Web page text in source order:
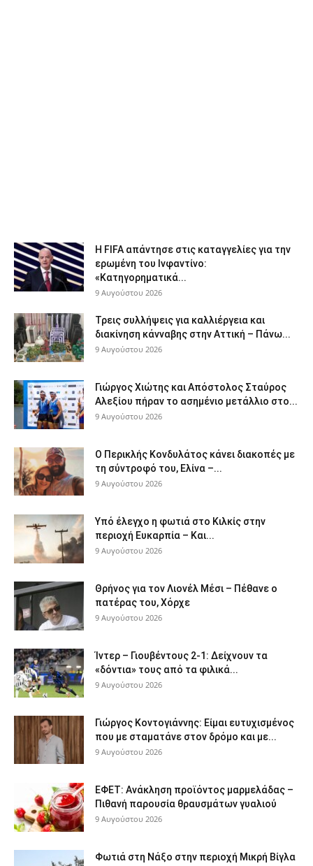
Η FIFA απάντησε στις καταγγελίες για την
ερωμένη του Ινφαντίνο:
«Κατηγορηματικά...
9 Αυγούστου 2026
Τρεις συλλήψεις για καλλιέργεια και
διακίνηση κάνναβης στην Αττική – Πάνω...
9 Αυγούστου 2026
Γιώργος Χιώτης και Απόστολος Σταύρος
Αλεξίου πήραν το ασημένιο μετάλλιο στο...
9 Αυγούστου 2026
Ο Περικλής Κονδυλάτος κάνει διακοπές με
τη σύντροφό του, Ελίνα –...
9 Αυγούστου 2026
Υπό έλεγχο η φωτιά στο Κιλκίς στην
περιοχή Ευκαρπία – Και...
9 Αυγούστου 2026
Θρήνος για τον Λιονέλ Μέσι – Πέθανε ο
πατέρας του, Χόρχε
9 Αυγούστου 2026
Ίντερ – Γιουβέντους 2-1: Δείχνουν τα
«δόντια» τους από τα φιλικά...
9 Αυγούστου 2026
Γιώργος Κοντογιάννης: Είμαι ευτυχισμένος
που με σταματάνε στον δρόμο και με...
9 Αυγούστου 2026
ΕΦΕΤ: Ανάκληση προϊόντος μαρμελάδας –
Πιθανή παρουσία θραυσμάτων γυαλιού
9 Αυγούστου 2026
Φωτιά στη Νάξο στην περιοχή Μικρή Βίγλα